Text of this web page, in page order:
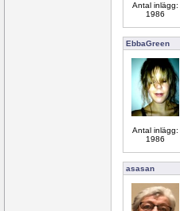
Antal inlägg:
1986
EbbaGreen
Antal inlägg:
1986
asasan